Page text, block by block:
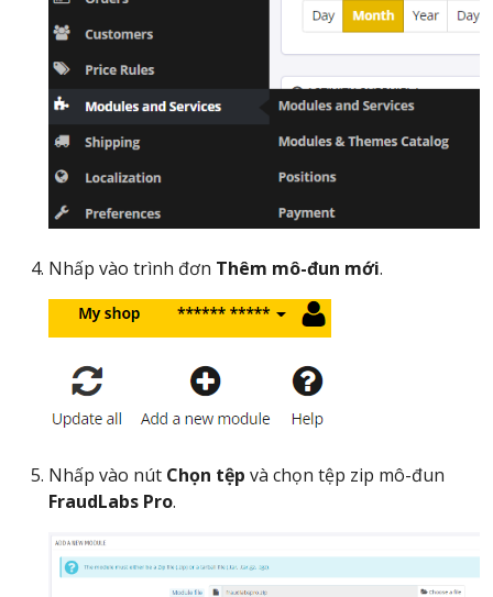
Nhấp vào trình đơn Thêm mô-đun mới.
Nhấp vào nút Chọn tệp và chọn tệp zip mô-đun
FraudLabs Pro.